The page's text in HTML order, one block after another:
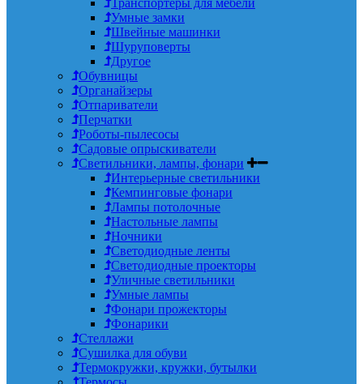
Умные замки
Швейные машинки
Шуруповерты
Другое
Обувницы
Органайзеры
Отпариватели
Перчатки
Роботы-пылесосы
Садовые опрыскиватели
Светильники, лампы, фонари
Интерьерные светильники
Кемпинговые фонари
Лампы потолочные
Настольные лампы
Ночники
Светодиодные ленты
Светодиодные проекторы
Уличные светильники
Умные лампы
Фонари прожекторы
Фонарики
Стеллажи
Сушилка для обуви
Термокружки, кружки, бутылки